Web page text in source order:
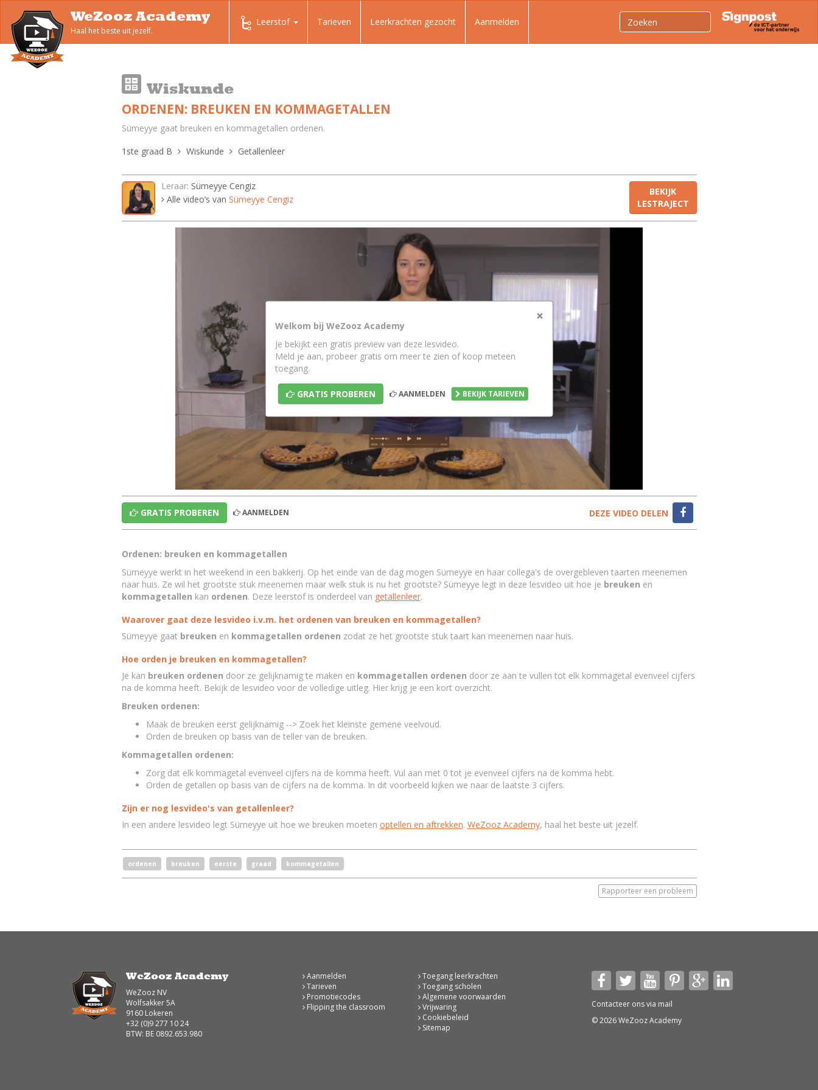
WeZooz Academy
Haal het beste uit jezelf.
Leerstof Tarieven Leerkrachten gezocht Aanmelden
Wiskunde
ORDENEN: BREUKEN EN KOMMAGETALLEN
Sümeyye gaat breuken en kommagetallen ordenen.
1ste graad B
Wiskunde Getallenleer
Leraar: Sümeyye Cengiz
Alle video’s van Sümeyye Cengiz
BEKIJK
LESTRAJECT
×
Welkom bij WeZooz Academy
Je bekijkt een gratis preview van deze lesvideo.
Meld je aan, probeer gratis om meer te zien of koop meteen
toegang.
GRATIS PROBEREN AANMELDEN BEKIJK TARIEVEN
GRATIS PROBEREN AANMELDEN DEZE VIDEO DELEN
Ordenen: breuken en kommagetallen
Sümeyye werkt in het weekend in een bakkerij. Op het einde van de dag mogen Sümeyye en haar collega's de overgebleven taarten meenemen
naar huis. Ze wil het grootste stuk meenemen maar welk stuk is nu het grootste? Sümeyye legt in deze lesvideo uit hoe je breuken en
kommagetallen kan ordenen. Deze leerstof is onderdeel van getallenleer.
Waarover gaat deze lesvideo i.v.m. het ordenen van breuken en kommagetallen?
Sümeyye gaat breuken en kommagetallen ordenen zodat ze het grootste stuk taart kan meenemen naar huis.
Hoe orden je breuken en kommagetallen?
Je kan breuken ordenen door ze gelijknamig te maken en kommagetallen ordenen door ze aan te vullen tot elk kommagetal evenveel cijfers
na de komma heeft. Bekijk de lesvideo voor de volledige uitleg. Hier krijg je een kort overzicht.
Breuken ordenen:
Maak de breuken eerst gelijknamig --> Zoek het kleinste gemene veelvoud.
Orden de breuken op basis van de teller van de breuken.
Kommagetallen ordenen:
Zorg dat elk kommagetal evenveel cijfers na de komma heeft. Vul aan met 0 tot je evenveel cijfers na de komma hebt.
Orden de getallen op basis van de cijfers na de komma. In dit voorbeeld kijken we naar de laatste 3 cijfers.
Zijn er nog lesvideo's van getallenleer?
In een andere lesvideo legt Sümeyye uit hoe we breuken moeten optellen en aftrekken. WeZooz Academy, haal het beste uit jezelf.
ordenen breuken eerste graad kommagetallen
Rapporteer een probleem
WeZooz Academy
WeZooz NV
Wolfsakker 5A
9160 Lokeren
+32 (0)9 277 10 24
BTW: BE 0892.653.980
Aanmelden
Tarieven
Promotiecodes
Flipping the classroom
Toegang leerkrachten
Toegang scholen
Algemene voorwaarden
Vrijwaring
Cookiebeleid
Sitemap
Contacteer ons via mail
© 2026 WeZooz Academy